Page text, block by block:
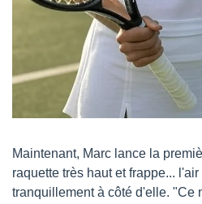
Maintenant, Marc lance la
raquette très haut et frappe...
tranquillement à côté d'elle. "Ce